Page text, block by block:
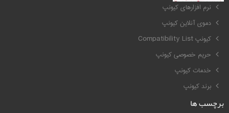
نرم افزارهای کیونپ
دموی آنلاین کیونپ
کیونپ Compatibility List
حریم خصوصی کیونپ
خدمات کیونپ
برند کیونپ
برچسب ها